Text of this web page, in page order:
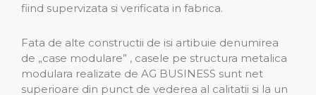
fiind supervizata si verificata in fabrica.
Fata de alte constructii de isi artibuie denumirea
de „case modulare” , casele pe structura metalica
modulara realizate de AG BUSINESS sunt net
superioare din punct de vederea al calitatii si la un